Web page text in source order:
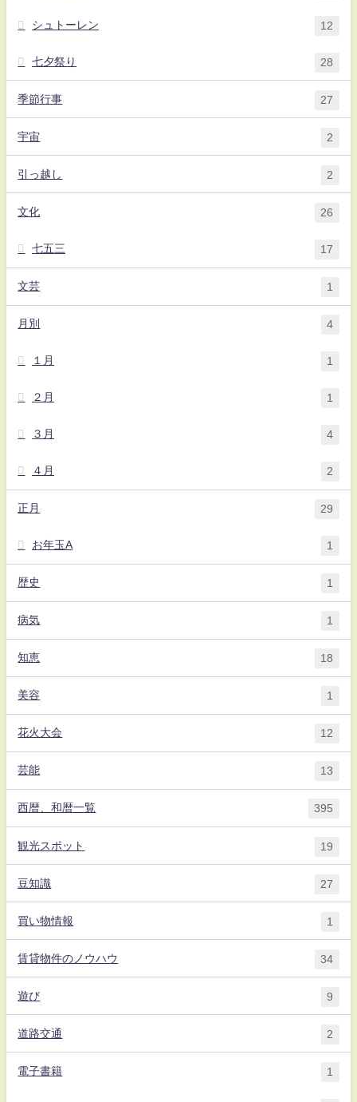
シュトーレン 12
七夕祭り 28
季節行事 27
宇宙 2
引っ越し 2
文化 26
七五三 17
文芸 1
月別 4
１月 1
２月 1
３月 4
４月 2
正月 29
お年玉A 1
歴史 1
病気 1
知恵 18
美容 1
花火大会 12
芸能 13
西暦、和暦一覧 395
観光スポット 19
豆知識 27
買い物情報 1
賃貸物件のノウハウ 34
遊び 9
道路交通 2
電子書籍 1